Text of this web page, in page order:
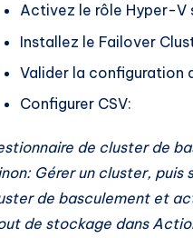
Activez le rôle Hyper-V
Installez le Failover
Valider la configuration
Configurer CSV:
de cluster de
Gérer un cluster,
de basculement et
de stockage dans